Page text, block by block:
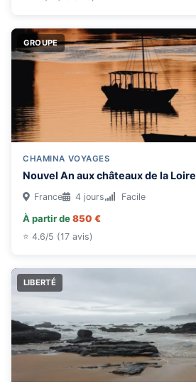
GROUPE
CHAMINA VOYAGES
Nouvel An aux châteaux de la Loire
France 4 jours Facile
À partir de850 €
⭐ 4.6/5 (17 avis)
LIBERTÉ